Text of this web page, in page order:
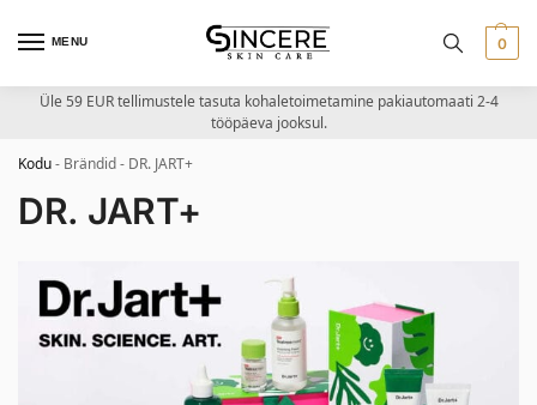
MENU 0
Üle 59 EUR tellimustele tasuta kohaletoimetamine pakiautomaati 2-4
tööpäeva jooksul.
Kodu- Brändid- DR. JART+
DR. JART+